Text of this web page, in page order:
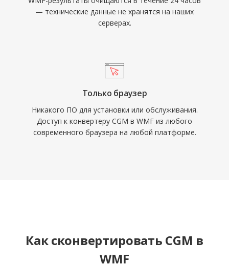
— технические данные не хранятся на наших
серверах.
Только браузер
Никакого ПО для установки или обслуживания.
Доступ к конвертеру CGM в WMF из любого
современного браузера на любой платформе.
Как сконвертировать CGM в
WMF